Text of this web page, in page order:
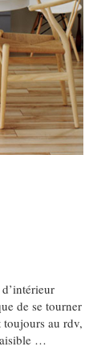
de se tourner
toujours au rdv,
…